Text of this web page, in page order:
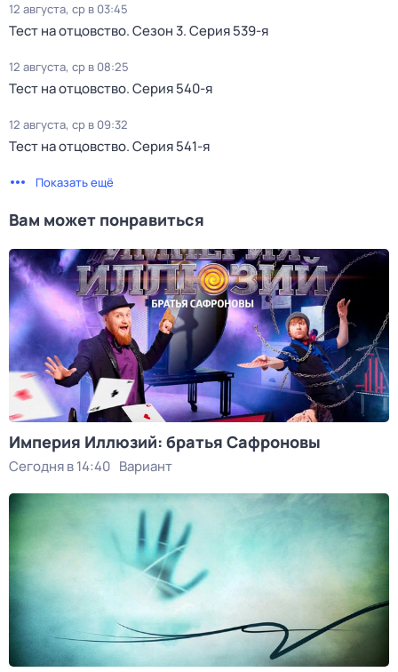
12 августа, ср в 03:45
Тест нa отцовствo. Сезон 3. Серия 539-я
12 августа, ср в 08:25
Тест нa отцовствo. Серия 540-я
12 августа, ср в 09:32
Тест нa отцовствo. Серия 541-я
Показать ещё
Вам может понравиться
Империя Иллюзий: братья Сафроновы
Сегодня в 14:40 Вариант